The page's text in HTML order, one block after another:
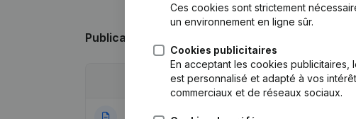
Publications
Publication
12-01-2022 Siège Social -
Ces cookies sont strictement
un environnement en ligne sûr.
Cookies publicitaires
En acceptant les cookies
est personnalisé et adapté à vos
commerciaux et de réseaux sociaux.